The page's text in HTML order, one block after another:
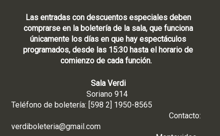
Las entradas con descuentos especiales deben
comprarse en la boletería de la sala, que funciona
únicamente los días en que hay espectáculos
programados, desde las 15:30 hasta el horario de
comienzo de cada función.
Sala Verdi
Soriano 914
Teléfono de boletería: [598 2] 1950-8565
Contacto:
verdiboleteria@gmail.com